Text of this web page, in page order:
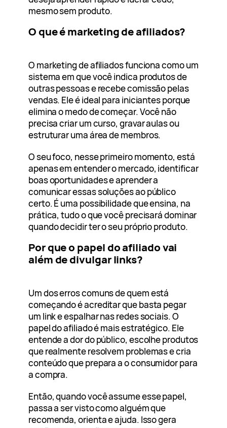
mesmo sem produto.
O que é marketing de afiliados?
O marketing de afiliados funciona como um
sistema em que você indica produtos de
outras pessoas e recebe comissão pelas
vendas. Ele é ideal para iniciantes porque
elimina o medo de começar. Você não
precisa criar um curso, gravar aulas ou
estruturar uma área de membros.
O seu foco, nesse primeiro momento, está
apenas em entender o mercado, identificar
boas oportunidades e aprender a
comunicar essas soluções ao público
certo. É uma possibilidade que ensina, na
prática, tudo o que você precisará dominar
quando decidir ter o seu próprio produto.
Por que o papel do afiliado vai
além de divulgar links?
Um dos erros comuns de quem está
começando é acreditar que basta pegar
um link e espalhar nas redes sociais. O
papel do afiliado é mais estratégico. Ele
entende a dor do público, escolhe produtos
que realmente resolvem problemas e cria
conteúdo que prepara a o consumidor para
a compra.
Então, quando você assume esse papel,
passa a ser visto como alguém que
recomenda, orienta e ajuda. Isso gera